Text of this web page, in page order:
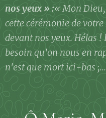
nos yeux » :« Mon
cette cérémonie de
devant nos yeux. Hélas
besoin qu'on nous en
n'est que mort ici-bas ;...